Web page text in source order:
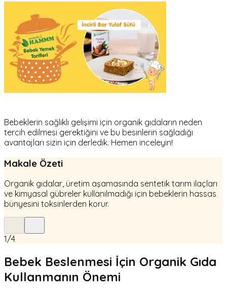
Bebeklerin sağlıklı gelişimi için organik gıdaların neden
tercih edilmesi gerektiğini ve bu besinlerin sağladığı
avantajları sizin için derledik. Hemen inceleyin!
Makale Özeti
Organik gıdalar, üretim aşamasında sentetik tarım ilaçları
ve kimyasal gübreler kullanılmadığı için bebeklerin hassas
bünyesini toksinlerden korur.
1/4
Bebek Beslenmesi İçin Organik Gıda
Kullanmanın Önemi